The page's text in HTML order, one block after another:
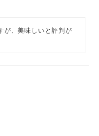
が、美味しいと評判が